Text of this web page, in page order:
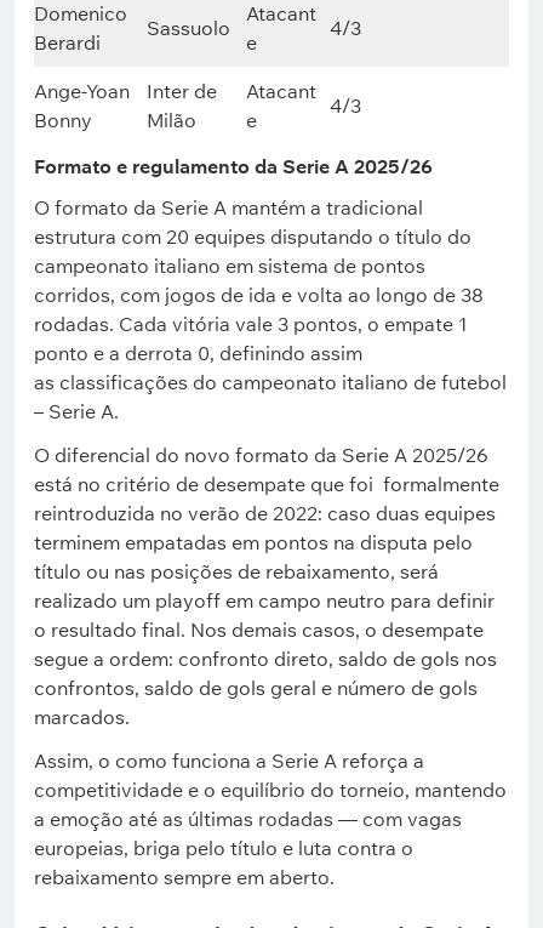
Domenico
Berardi
Sassuolo
Atacant
e
4/3
Ange-Yoan
Bonny
Inter de
Milão
Atacant
e
4/3
Formato e regulamento da Serie A 2025/26
O formato da Serie A mantém a tradicional
estrutura com 20 equipes disputando o título do
campeonato italiano em sistema de pontos
corridos, com jogos de ida e volta ao longo de 38
rodadas. Cada vitória vale 3 pontos, o empate 1
ponto e a derrota 0, definindo assim
as classificações do campeonato italiano de futebol
– Serie A.
O diferencial do novo formato da Serie A 2025/26
está no critério de desempate que foi formalmente
reintroduzida no verão de 2022: caso duas equipes
terminem empatadas em pontos na disputa pelo
título ou nas posições de rebaixamento, será
realizado um playoff em campo neutro para definir
o resultado final. Nos demais casos, o desempate
segue a ordem: confronto direto, saldo de gols nos
confrontos, saldo de gols geral e número de gols
marcados.
Assim, o como funciona a Serie A reforça a
competitividade e o equilíbrio do torneio, mantendo
a emoção até as últimas rodadas — com vagas
europeias, briga pelo título e luta contra o
rebaixamento sempre em aberto.